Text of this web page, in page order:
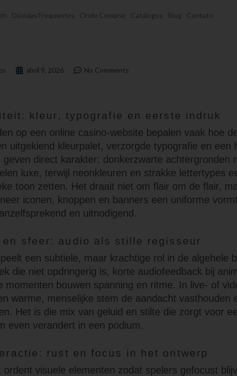
Dúvidas Frequentes Onde Comprar Catálogos Blog Contato
abril 9, 2026 No Comments
kleur, typografie en eerste indruk
op een online casino-website bepalen vaak hoe
uitgekiend kleurpalet, verzorgde typografie en een
geven direct karakter: donkerzwarte achtergronden
luxe, terwijl neonkleuren en strakke lettertypes
toon zetten. Het draait niet om flair om de flair,
iconen, knoppen en banners een uniforme
en uitnodigend.
en sfeer: audio als stille regisseur
een subtiele, maar krachtige rol in de algehele
die niet opdringerig is, korte audiofeedback bij
momenten bouwen spanning en ritme. In live- of
warme, menselijke stem de aandacht vasthouden
Het is die mix van geluid en stilte die zorgt voor
even verandert in een podium.
rust en focus in het ontwerp
ordent visuele elementen zodat spelers gefocust